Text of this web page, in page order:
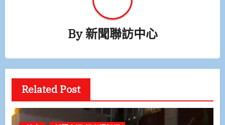
By新聞聯訪中心
Related Post